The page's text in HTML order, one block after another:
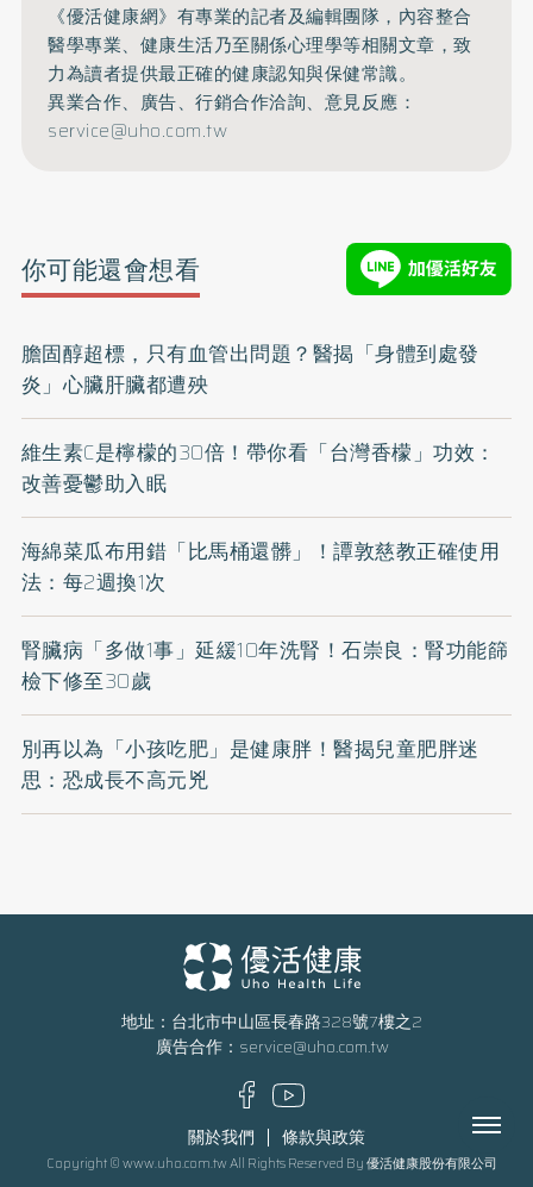
《優活健康網》有專業的記者及編輯團隊，內容整合
醫學專業、健康生活乃至關係心理學等相關文章，致
力為讀者提供最正確的健康認知與保健常識。
異業合作、廣告、行銷合作洽詢、意見反應：
service@uho.com.tw
你可能還會想看
膽固醇超標，只有血管出問題？醫揭「身體到處發
炎」心臟肝臟都遭殃
維生素C是檸檬的30倍！帶你看「台灣香檬」功效：
改善憂鬱助入眠
海綿菜瓜布用錯「比馬桶還髒」！譚敦慈教正確使用
法：每2週換1次
腎臟病「多做1事」延緩10年洗腎！石崇良：腎功能篩
檢下修至30歲
別再以為「小孩吃肥」是健康胖！醫揭兒童肥胖迷
思：恐成長不高元兇
地址：台北市中山區長春路328號7樓之2
廣告合作： service@uho.com.tw
關於我們 條款與政策
Copyright © www.uho.com.tw All Rights Reserved By 優活健康股份有限公司
Menu